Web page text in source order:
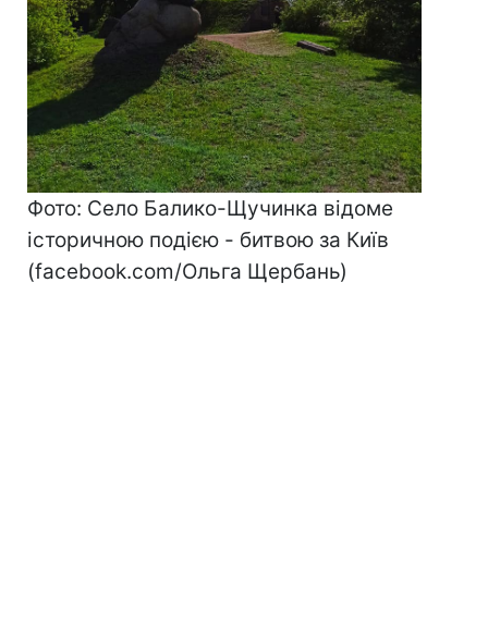
Фото: Село Балико-Щучинка відоме
історичною подією - битвою за Київ
(facebook.com/Ольга Щербань)